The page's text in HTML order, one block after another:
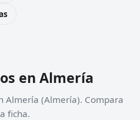
en Almería
Almería (Almería). Compara
ficha.